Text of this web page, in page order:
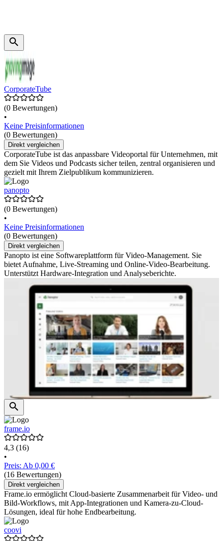
CorporateTube
(0 Bewertungen)
•
Keine Preisinformationen
(0 Bewertungen)
Direkt vergleichen
CorporateTube ist das anpassbare Videoportal für Unternehmen, mit
dem Sie Videos und Podcasts sicher teilen, zentral organisieren und
gezielt mit Ihrem Zielpublikum kommunizieren.
panopto
(0 Bewertungen)
•
Keine Preisinformationen
(0 Bewertungen)
Direkt vergleichen
Panopto ist eine Softwareplattform für Video-Management. Sie
bietet Aufnahme, Live-Streaming und Online-Video-Bearbeitung.
Unterstützt Hardware-Integration und Analyseberichte.
frame.io
4,3 (16)
•
Preis: Ab 0,00 €
(16 Bewertungen)
Direkt vergleichen
Frame.io ermöglicht Cloud-basierte Zusammenarbeit für Video- und
Bild-Workflows, mit App-Integrationen und Kamera-zu-Cloud-
Lösungen, ideal für hohe Endbearbeitung.
coovi